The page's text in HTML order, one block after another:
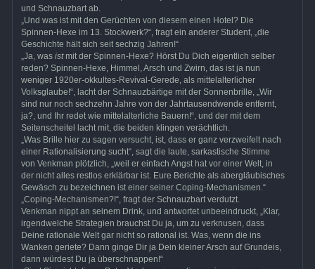
und Schnauzbart ab.
„Und was ist mit den Gerüchten von diesem einen Hotel? Die
Spinnen-Hexe im 13. Stockwerk?“, fragt ein anderer Student, „die
Geschichte hält sich seit sechzig Jahren!“
„Ja, was istmit der Spinnen-Hexe? Hörst Du Dich eigentlich selber
reden? Spinnen-Hexe, Himmel, Arsch und Zwirn, das ist ja nun
weniger 1920er-okkultes-Revival-Gerede, als mittelalterlicher
Volksglaube!“, lacht der Schnauzbärtige mit der Sonnenbrille, „Wir
sind nur noch sechzehn Jahre von der Jahrtausendwende entfernt,
ja?, und Ihr redet wie mittelalterliche Bauern!“, und der mit dem
Seitenscheitel lacht mit, die beiden klingen verächtlich.
„Was Brille hier zu sagen versucht, ist, dass er ganz verzweifelt nach
einer Rationalisierung sucht“, sagt die laute, sarkastische Stimme
von Venkman plötzlich, „weil er einfach Angst hat vor einer Welt, in
der nicht alles restlos erklärbar ist. Eure Berichte als abergläubisches
Gewäsch zu bezeichnen ist einer seiner Coping-Mechanismen.“
„Coping-Mechanismen?!“, fragt der Schnauzbart verdutzt.
Venkman nippt an seinem Drink, und antwortet unbeeindruckt, „Klar,
irgendwelche Strategien brauchst Du ja, um zu verknusen, dass
Deine rationale Welt gar nicht so rational ist. Was, wenn die ins
Wanken geriete? Dann ginge Dir ja Dein kleiner Arsch auf Grundeis,
dann würdest Du ja überschnappen!“